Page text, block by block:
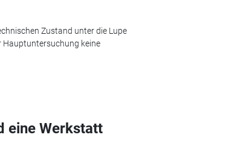
Zustand unter die Lupe
Hauptuntersuchung keine
eine Werkstatt